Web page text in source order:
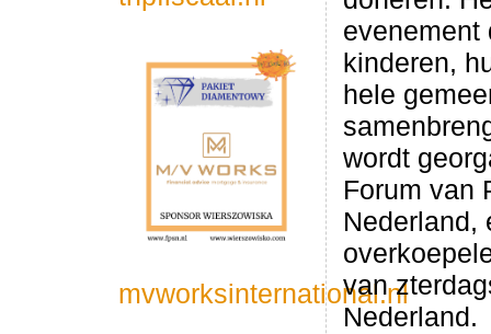
mvworksinternational.nl
evenement
kinderen,
hele
wordt
Forum van
Nederland,
van
Nederland.